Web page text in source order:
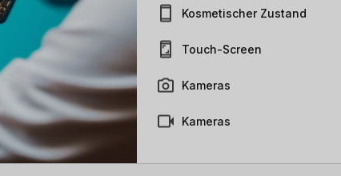
Kosmetischer Zustand
Touch-Screen
Kameras
Kameras